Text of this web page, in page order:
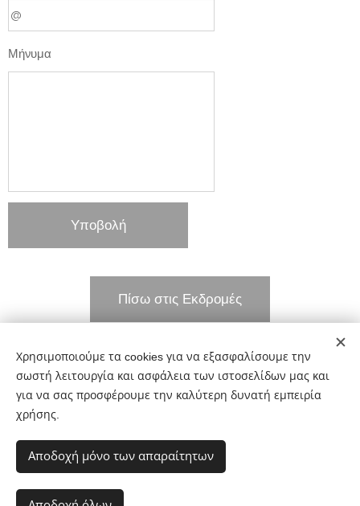
Μήνυμα
Υποβολή
Πίσω στις Εκδρομές
Share
Μίνως Καμαρίτης Tours 210 7019 009
https://www.facebook.com/Kamaritistours
Χρησιμοποιούμε τα cookies για να εξασφαλίσουμε την
σωστή λειτουργία και ασφάλεια των ιστοσελίδων μας και
για να σας προσφέρουμε την καλύτερη δυνατή εμπειρία
χρήσης.
Αποδοχή μόνο των απαραίτητων